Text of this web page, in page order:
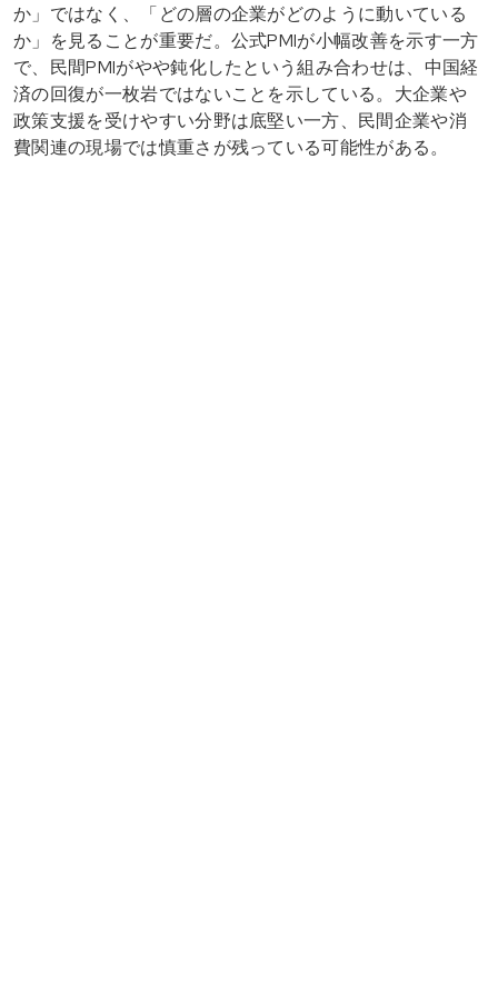
か」ではなく、「どの層の企業がどのように動いている
か」を見ることが重要だ。公式PMIが小幅改善を示す一方
で、民間PMIがやや鈍化したという組み合わせは、中国経
済の回復が一枚岩ではないことを示している。大企業や
政策支援を受けやすい分野は底堅い一方、民間企業や消
費関連の現場では慎重さが残っている可能性がある。